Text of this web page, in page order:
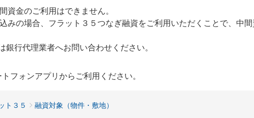
資金のご利用はできません。
みの場合、フラット３５つなぎ融資をご利用いただくことで、中間
行代理業者へお問い合わせください。
フォンアプリからご利用ください。
ト３５ 融資対象（物件・敷地）